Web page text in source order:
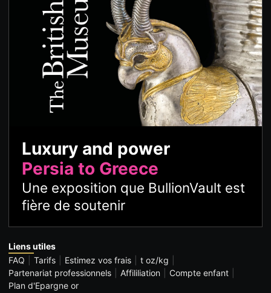
Luxury and power
Persia to Greece
Une exposition que BullionVault est
fière de soutenir
Liens utiles
FAQ
Tarifs Estimez vos frais
t oz/kg
Partenariat professionnels
Affililiation
Compte enfant
Plan d'Epargne or